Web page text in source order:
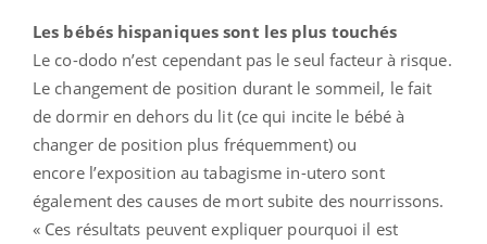
Les bébés hispaniques sont les plus touchés
Le co-dodo n’est cependant pas le seul facteur à risque.
Le changement de position durant le sommeil, le fait
de dormir en dehors du lit (ce qui incite le bébé à
changer de position plus fréquemment) ou
encore l’exposition au tabagisme in-utero sont
également des causes de mort subite des nourrissons.
« Ces résultats peuvent expliquer pourquoi il est